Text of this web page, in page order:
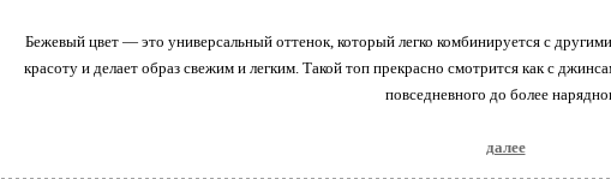
Бежевый цвет — это универсальный оттенок, который легко комбинируется с
красоту и делает образ свежим и легким. Такой топ прекрасно смотрится как с
повседневного до более
далее